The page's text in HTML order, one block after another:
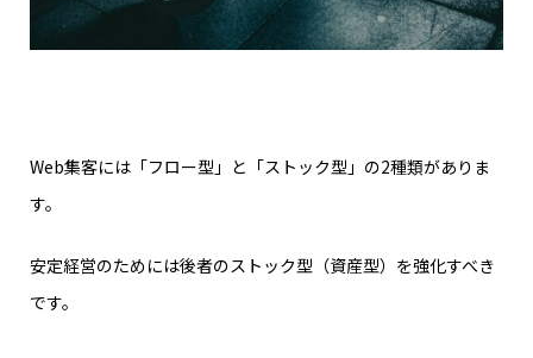
Web集客には「フロー型」と「ストック型」の2種類がありま
す。
安定経営のためには後者のストック型（資産型）を強化すべき
です。